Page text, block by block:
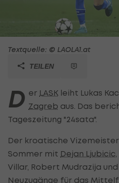
Textquelle: © LAOLA1.at
TEILEN
D er LASK leiht Lukas
Zagreb aus. Das
Tageszeitung "24sata".
Der kroatische
Sommer mit Dejan Ljubicic
Villar, Robert Mudrazija
Neuzugänge für das